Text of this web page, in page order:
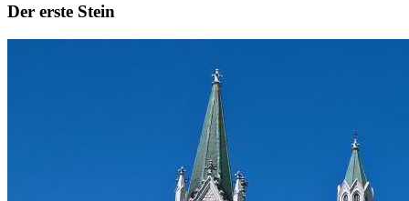
Der erste Stein